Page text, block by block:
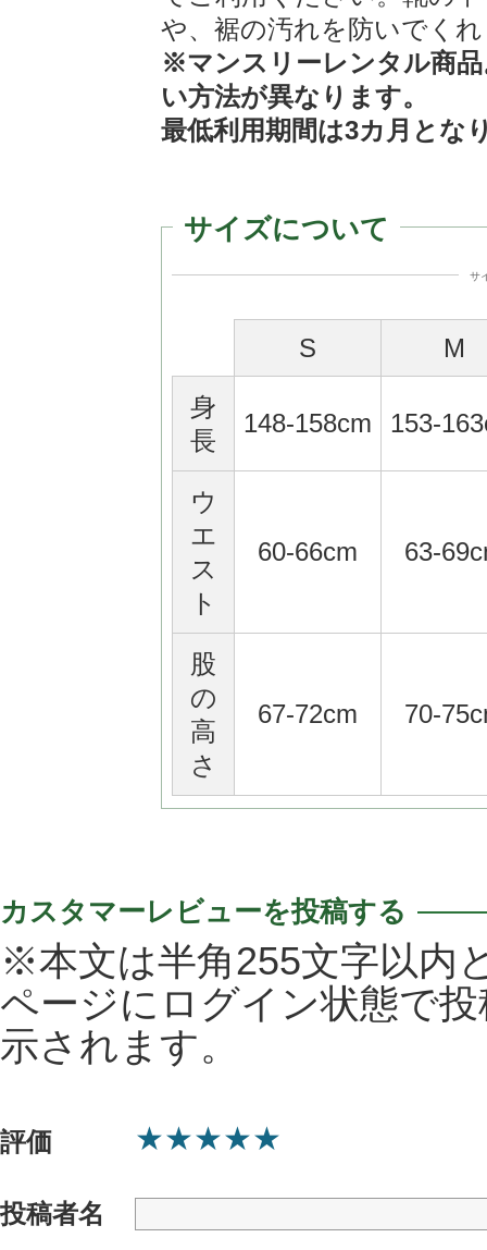
や、裾の汚れを防いでく
※マンスリーレンタル商
い方法が異なります。
最低利用期間は3カ月とな
サイズについて
サ
S
M
身
長
148-158cm 153-
ウ
エ
ス
ト
60-66cm 63-
股
の
高
さ
67-72cm 70-
カスタマーレビューを投稿する
※本文は半角255文字以内
ページにログイン状態で
示されます。
評価 ★★★★★
投稿者名